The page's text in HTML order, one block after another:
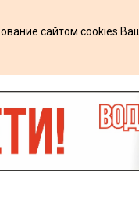
сайтом cookies